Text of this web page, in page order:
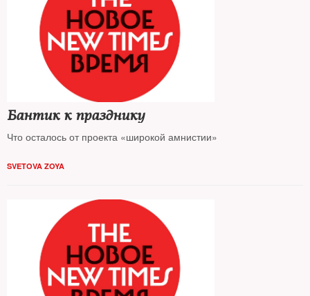
Бантик к празднику
Что осталось от проекта «широкой амнистии»
SVETOVA ZOYA